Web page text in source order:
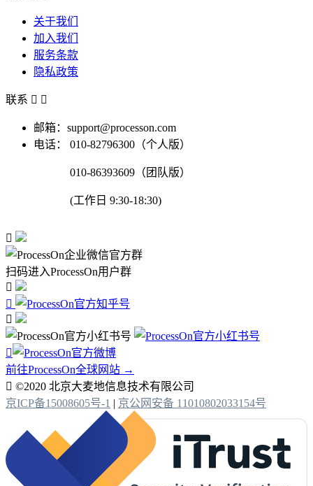
关于我们
加入我们
服务条款
隐私政策
联系  
邮箱：support@processon.com
电话：
010-82796300（个人版）
010-86393609（团队版）
(工作日 9:30-18:30)

扫码进入ProcessOn用户群




前往ProcessOn全球网站 →
 ©2020 北京大麦地信息技术有限公司
京ICP备15008605号-1 | 京公网安备 11010802033154号